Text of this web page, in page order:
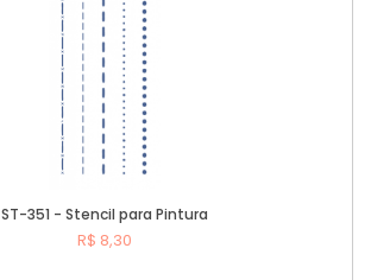
ST-351 - Stencil para Pintura
R$ 8,30